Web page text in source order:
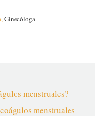
Ginecóloga
menstruales?
menstruales